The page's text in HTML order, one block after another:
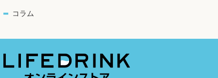
コラム